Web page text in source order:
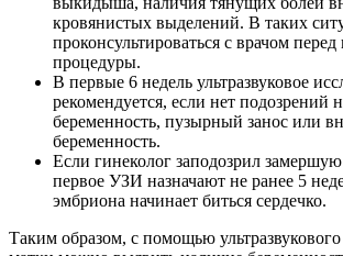
кровянистых выделений. В таких
проконсультироваться с врачом
процедуры.
В первые 6 недель ультразвуковое
рекомендуется, если нет подозрений
беременность, пузырный занос или
беременность.
Если гинеколог заподозрил
первое УЗИ назначают не ранее 5
эмбриона начинает биться сердечко.
Таким образом, с помощью